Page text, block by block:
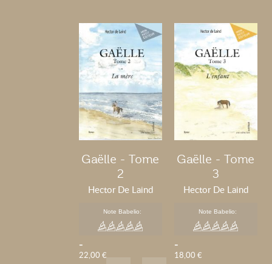
Gaëlle - Tome
2
Hector De Laind
Note Babelio:
-
22,00 €
Gaëlle - Tome
3
Hector De Laind
Note Babelio:
-
18,00 €